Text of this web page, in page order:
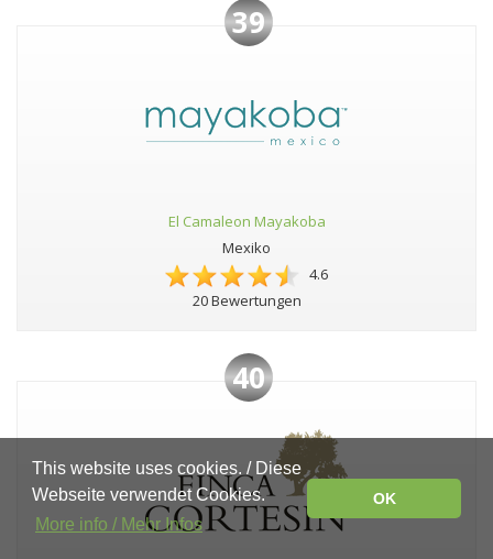
39
El Camaleon Mayakoba
Mexiko
4.6
20 Bewertungen
40
This website uses cookies. / Diese
Webseite verwendet Cookies.
More info / Mehr Infos
OK